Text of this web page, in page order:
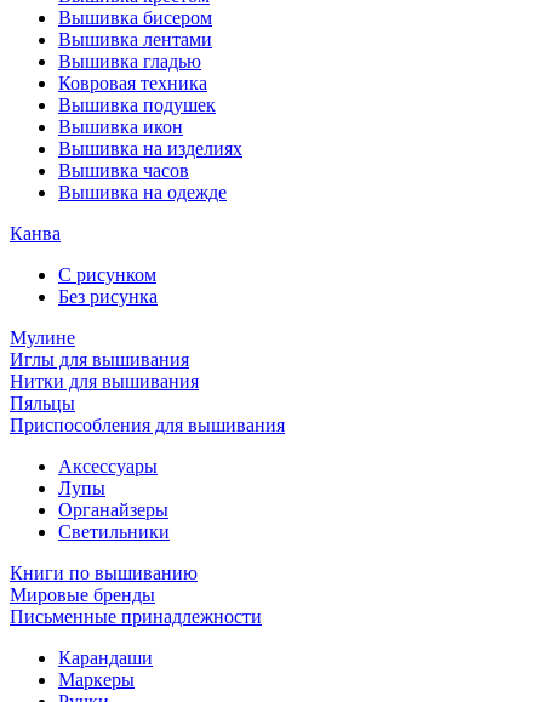
Вышивка бисером
Вышивка лентами
Вышивка гладью
Ковровая техника
Вышивка подушек
Вышивка икон
Вышивка на изделиях
Вышивка часов
Вышивка на одежде
Канва
С рисунком
Без рисунка
Мулине
Иглы для вышивания
Нитки для вышивания
Пяльцы
Приспособления для вышивания
Аксессуары
Лупы
Органайзеры
Светильники
Книги по вышиванию
Мировые бренды
Письменные принадлежности
Карандаши
Маркеры